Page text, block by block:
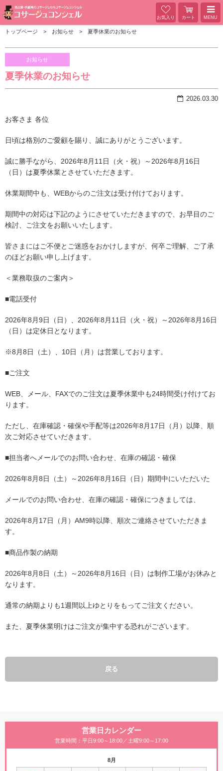
お気入り カート MENU
トップページ お知らせ 夏季休業のお知らせ
お知らせ
夏季休業のお知らせ
2026.03.30
お客さま 各位
日頃は格別のご愛顧を賜り、誠にありがとうございます。
誠に勝手ながら、2026年8月11日（火・祝）～2026年8月16日
（日）は夏季休業とさせていただきます。
休業期間中も、WEBからのご注文は受け付けております。
期間中の対応は下記のようにさせていただきますので、お早目のご
検討、ご注文をお願いいたします。
皆さまにはご不便とご迷惑をおかけしますが、何卒ご理解、ご了承
のほどお願い申し上げます。
＜業務取扱のご案内＞
■電話受付
2026年8月9日（日）、2026年8月11日（火・祝）～2026年8月16日
（日）は定休日となります。
※8月8日（土）、10日（月）は営業しております。
■ご注文
WEB、メール、FAXでのご注文は夏季休業中も24時間受け付けてお
ります。
ただし、在庫確認・確保や手配等は2026年8月17日（月）以降、順
次ご対応させていだきます。
■担当者へメールでのお問い合わせ、在庫の確認・確保
2026年8月8日（土）～2026年8月16日（日）期間中にいただいた
メールでのお問い合わせ、在庫の確認・確保につきましては、
2026年8月17日（月）AM9時以降、順次ご連絡させていただきま
す。
■商品作製の納期
2026年8月8日（土）～2026年8月16日（日）は制作工場がお休みと
なります。
通常の納期よりも1週間以上ゆとりをもってご注文ください。
また、夏季休業明けはご注文が集中する恐れがございます。
戻る
営業日カレンダー
営業時間：平日9:00～18:00／土曜9:00～17:00
8月